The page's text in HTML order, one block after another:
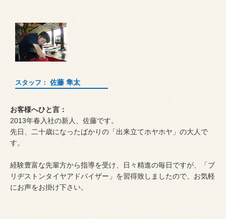
スタッフ： 佐藤 隼太
お客様へひと言：
2013年春入社の新人、佐藤です。
先日、二十歳になったばかりの「出来立てホヤホヤ」の大人で
す。
経験豊富な先輩方から指導を受け、日々精進の毎日ですが、「ブ
リヂストンタイヤアドバイザー」を習得致しましたので、お気軽
にお声をお掛け下さい。